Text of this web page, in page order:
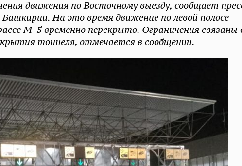
движения по Восточному выезду, сообщает
На это время движение по левой полосе
М-5 временно перекрыто. Ограничения связаны
тоннеля, отмечается в сообщении.